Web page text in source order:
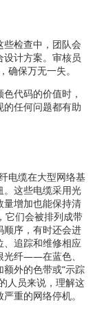
检查中，团队会
计方案。审核员
保万无一失。
代码的价值时，
任何问题都有助
电缆在大型网络基
。这些电缆采用光
量增加也能保持清
它们会被排列成带
顺序，有时还会进
、追踪和维修相应
光纤——在蓝色、
外的色带或“示踪
人员来说，理解这
重的网络停机。